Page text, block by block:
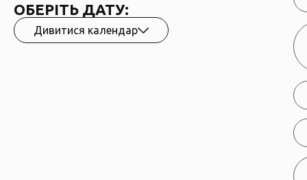
ОБЕРІТЬ ДАТУ:
Дивитися календар